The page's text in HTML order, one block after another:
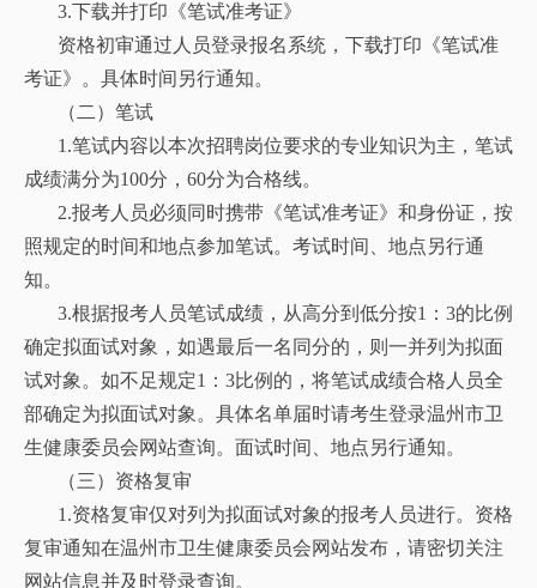
3.下载并打印《笔试准考证》
资格初审通过人员登录报名系统，下载打印《笔试准
考证》。具体时间另行通知。
（二）笔试
1.笔试内容以本次招聘岗位要求的专业知识为主，笔试
成绩满分为100分，60分为合格线。
2.报考人员必须同时携带《笔试准考证》和身份证，按
照规定的时间和地点参加笔试。考试时间、地点另行通
知。
3.根据报考人员笔试成绩，从高分到低分按1：3的比例
确定拟面试对象，如遇最后一名同分的，则一并列为拟面
试对象。如不足规定1：3比例的，将笔试成绩合格人员全
部确定为拟面试对象。具体名单届时请考生登录温州市卫
生健康委员会网站查询。面试时间、地点另行通知。
（三）资格复审
1.资格复审仅对列为拟面试对象的报考人员进行。资格
复审通知在温州市卫生健康委员会网站发布，请密切关注
网站信息并及时登录查询。